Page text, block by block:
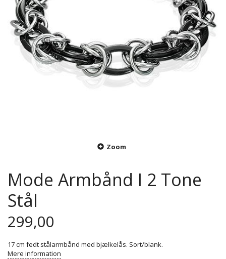
Zoom
Mode Armbånd I 2 Tone
Stål
299,00
17 cm fedt stålarmbånd med bjælkelås. Sort/blank.
Mere information